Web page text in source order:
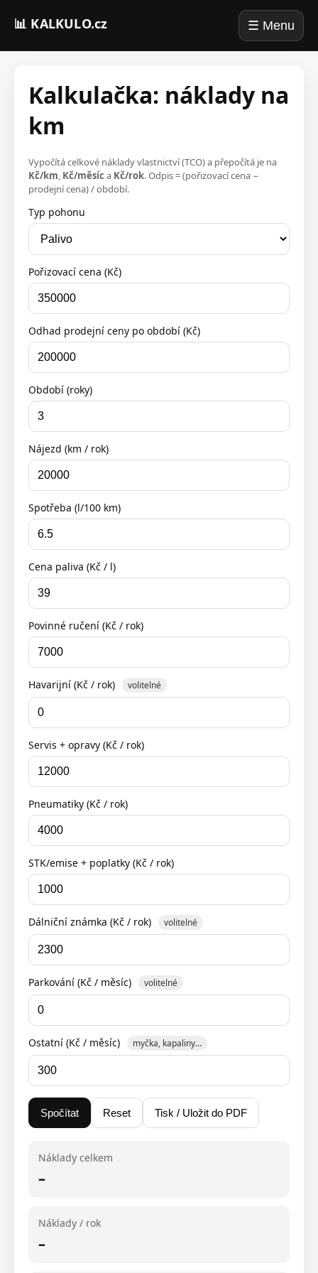
📊 KALKULO.cz ☰ Menu
Kalkulačka: náklady na
km
Vypočítá celkové náklady vlastnictví (TCO) a přepočítá je na
Kč/km, Kč/měsíc a Kč/rok. Odpis = (pořizovací cena −
prodejní cena) / období.
Typ pohonu
Pořizovací cena (Kč)
Odhad prodejní ceny po období (Kč)
Období (roky)
Nájezd (km / rok)
Spotřeba (l/100 km)
Cena paliva (Kč / l)
Povinné ručení (Kč / rok)
Havarijní (Kč / rok) volitelné
Servis + opravy (Kč / rok)
Pneumatiky (Kč / rok)
STK/emise + poplatky (Kč / rok)
Dálniční známka (Kč / rok) volitelné
Parkování (Kč / měsíc) volitelné
Ostatní (Kč / měsíc) myčka, kapaliny…
Spočítat Reset Tisk / Uložit do PDF
Náklady celkem
–
Náklady / rok
–